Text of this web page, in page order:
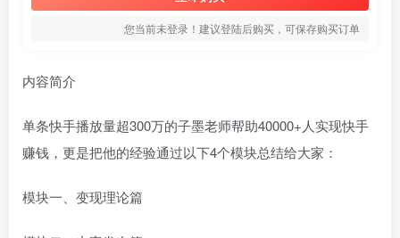
您当前未登录！建议登陆后购买，可保存购买订单
内容简介
单条快手播放量超300万的子墨老师帮助40000+人实现快手
赚钱，更是把他的经验通过以下4个模块总结给大家：
模块一、变现理论篇